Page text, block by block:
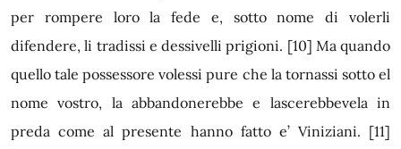
per rompere loro la fede e, sotto nome di volerli
difendere, li tradissi e dessivelli prigioni. [10] Ma quando
quello tale possessore volessi pure che la tornassi sotto el
nome vostro, la abbandonerebbe e ­lascerebbevela in
preda come al presente hanno fatto e’ Viniziani. [11]